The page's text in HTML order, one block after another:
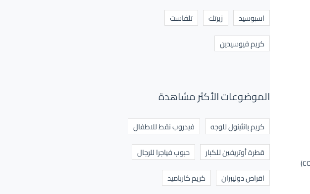
عندما تبدأ الأوعية الدموية في الدماغ بالانتفاخ، فإنها تضغط على الأعصاب المحيطة، وهنا يبدأ إنزيم الأكسدة الحلقية 2 (COX-2)
اسبوسيد
زيرتك
تلفاست
كريم فيوسيدين
الموضوعات الأكثر مشاهدة
كريم بانثينول للوجه
فيدروب نقط للاطفال
قطرة أوتريفين للكبار
حبوب فياجرا للرجال
اقراص دوليبران
كريم كارباميد